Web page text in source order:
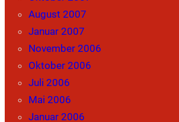
August 2007
Januar 2007
November 2006
Oktober 2006
Juli 2006
Mai 2006
Januar 2006